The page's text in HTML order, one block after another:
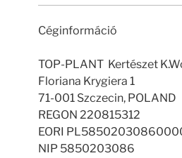
Céginformáció
TOP-PLANT Kertészet
Floriana Krygiera 1
71-001 Szczecin, POLAND
REGON 220815312
EORI
NIP 5850203086